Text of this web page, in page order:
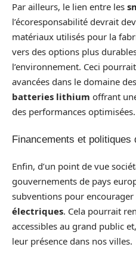
Par ailleurs, le lien entre les
l’écoresponsabilité devrait
matériaux utilisés pour la
vers des options plus
l’environnement. Ceci
avancées dans le domaine
batteries lithium offrant
des performances optimisées.
Financements et politiques
Enfin, d’un point de vue
gouvernements de pays
subventions pour encourager
électriques. Cela pourrait
accessibles au grand public
leur présence dans nos villes.